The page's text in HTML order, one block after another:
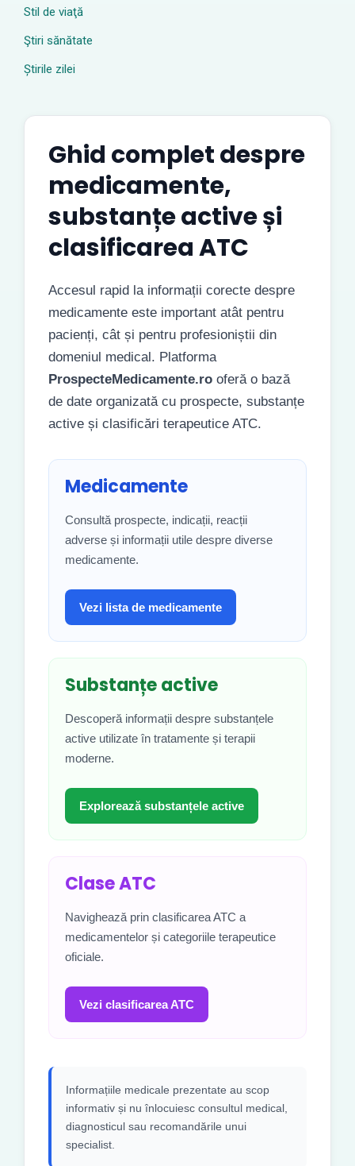
Stil de viaţă
Ştiri sănătate
Știrile zilei
Ghid complet despre
medicamente,
substanțe active și
clasificarea ATC
Accesul rapid la informații corecte despre
medicamente este important atât pentru
pacienți, cât și pentru profesioniștii din
domeniul medical. Platforma
ProspecteMedicamente.ro oferă o bază
de date organizată cu prospecte, substanțe
active și clasificări terapeutice ATC.
Medicamente
Consultă prospecte, indicații, reacții
adverse și informații utile despre diverse
medicamente.
Vezi lista de medicamente
Substanțe active
Descoperă informații despre substanțele
active utilizate în tratamente și terapii
moderne.
Explorează substanțele active
Clase ATC
Navighează prin clasificarea ATC a
medicamentelor și categoriile terapeutice
oficiale.
Vezi clasificarea ATC
Informațiile medicale prezentate au scop
informativ și nu înlocuiesc consultul medical,
diagnosticul sau recomandările unui
specialist.